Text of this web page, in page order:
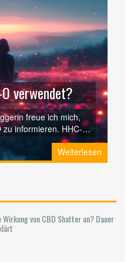
verwendet?
freue ich mich,
informieren. HHC-O
bekannt und wird in
eingesetzt. In
O eintauchen. Ihr
Überblick, um all
euch bereit, um
Möglichkeiten
Weiterlesen
von CBD Shatter an? Dauer